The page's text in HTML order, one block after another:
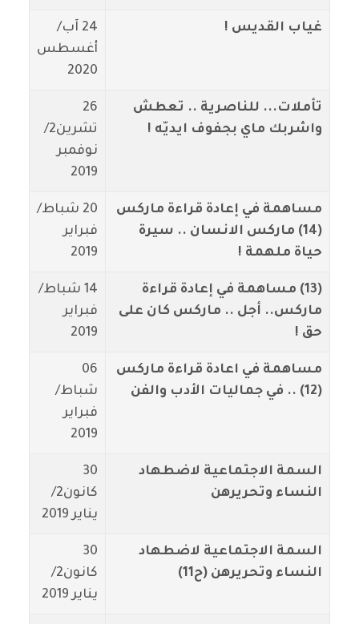
غياب القديس !
24 آب/
أغسطس
2020
تأملات... للناصرية .. تعطش
واشربك ماي بجفوف ايديّه !
26
تشرين2/
نوفمبر
2019
مساهمة في إعادة قراءة ماركس
(14) ماركس الانسان .. سيرة
حياة ملهمة !
20 شباط/
فبراير
2019
(13) مساهمة في إعادة قراءة
ماركس.. أجل .. ماركس كان على
حق !
14 شباط/
فبراير
2019
مساهمة في اعادة قراءة ماركس
(12) .. في جماليات الأدب والفن
06
شباط/
فبراير
2019
السمة الاجتماعية لاضطهاد
النساء وتحريرهن
30
كانون2/
يناير 2019
السمة الاجتماعية لاضطهاد
النساء وتحريرهن (ح11)
30
كانون2/
يناير 2019